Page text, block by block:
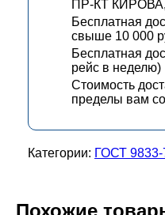
ПР-КТ
Бесплатная
свыше 10 000
Бесплатная
рейс в неделю)
Стоимость
пределы вам
Категории: ГОСТ 9833-
Похожие